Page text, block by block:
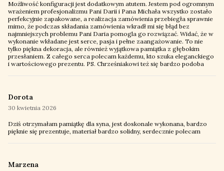
Możliwość konfiguracji jest dodatkowym atutem. Jestem pod ogromnym
wrażeniem profesjonalizmu Pani Darii i Pana Michała wszystko zostało
perfekcyjnie zapakowane, a realizacja zamówienia przebiegła sprawnie
mimo, że podczas składania zamówienia wkradł mi się błąd bez
najmniejszych problemu Pani Daria pomogla go rozwiązać. Widać, że w
wykonanie wkładane jest serce, pasja i pełne zaangażowanie. To nie
tylko piękna dekoracja, ale również wyjątkowa pamiątka z głębokim
przesłaniem. Z całego serca polecam każdemu, kto szuka eleganckiego
i wartościowego prezentu. PS. Chrześniakowi też się bardzo podoba
Dorota
30 kwietnia 2026
Dziś otrzymałam pamiątkę dla syna, jest doskonale wykonana, bardzo
pięknie się prezentuje, materiał bardzo solidny, serdecznie polecam
Marzena